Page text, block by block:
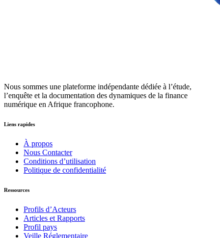
Nous sommes une plateforme indépendante dédiée à l’étude,
l’enquête et la documentation des dynamiques de la finance
numérique en Afrique francophone.
Liens rapides
À propos
Nous Contacter
Conditions d’utilisation
Politique de confidentialité
Ressources
Profils d’Acteurs
Articles et Rapports
Profil pays
Veille Réglementaire